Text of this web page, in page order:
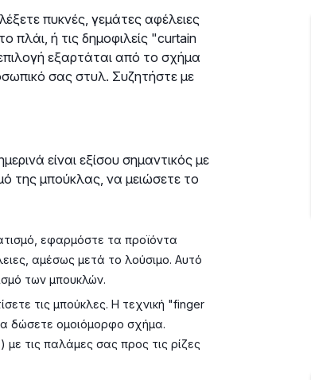
πυκνές, γεμάτες αφέλειες
πλάι, ή τις δημοφιλείς "curtain
εξαρτάται από το σχήμα
σας στυλ. Συζητήστε με
είναι εξίσου σημαντικός με
της μπούκλας, να μειώσετε το
εφαρμόστε τα προϊόντα
αμέσως μετά το λούσιμο. Αυτό
των μπουκλών.
τις μπούκλες. Η τεχνική "finger
δώσετε ομοιόμορφο σχήμα.
τις παλάμες σας προς τις ρίζες